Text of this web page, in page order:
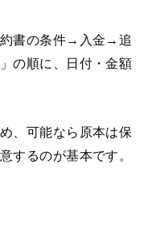
書の条件→入金→追
の順に、日付・金額
、可能なら原本は保
するのが基本です。